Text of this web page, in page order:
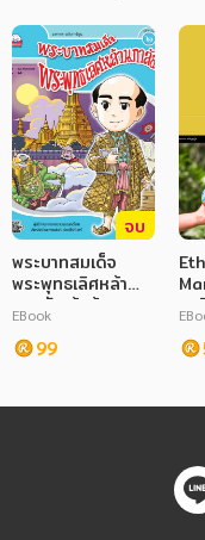
จบ
พระบาทสมเด็จ
พระพุทธเลิศหล้า
นภาลัย ผู้สร้างยุค
ทองของวรรณคดี
ไทย
EBook
99
ธุร